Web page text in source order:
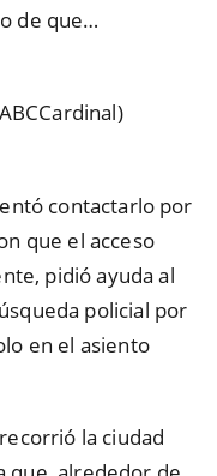
de que…
contactarlo por
que el acceso
pidió ayuda al
policial por
en el asiento
la ciudad